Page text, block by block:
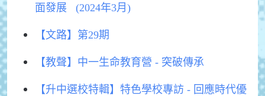
面發展 (2024年3月)
【文路】第29期
【教聲】中一生命教育營 - 突破傳承
【升中選校特輯】特色學校專訪 - 回應時代優